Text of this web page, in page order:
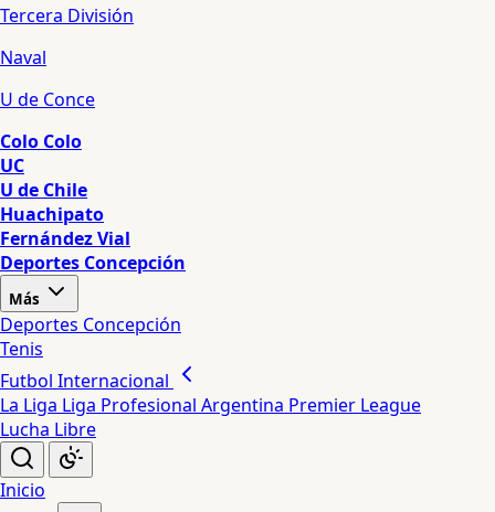
Tercera División
Naval
U de Conce
Colo Colo
UC
U de Chile
Huachipato
Fernández Vial
Deportes Concepción
Más
Deportes Concepción
Tenis
Futbol Internacional
La Liga Liga Profesional Argentina Premier League
Lucha Libre
Inicio